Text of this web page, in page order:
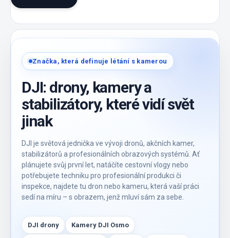
Značka, která definuje létání s kamerou
DJI: drony, kamery a
stabilizátory, které vidí svět
jinak
DJI je světová jednička ve vývoji dronů, akčních kamer,
stabilizátorů a profesionálních obrazových systémů. Ať
plánujete svůj první let, natáčíte cestovní vlogy nebo
potřebujete techniku pro profesionální produkci či
inspekce, najdete tu dron nebo kameru, která vaší práci
sedí na míru – s obrazem, jenž mluví sám za sebe.
DJI drony Kamery DJI Osmo